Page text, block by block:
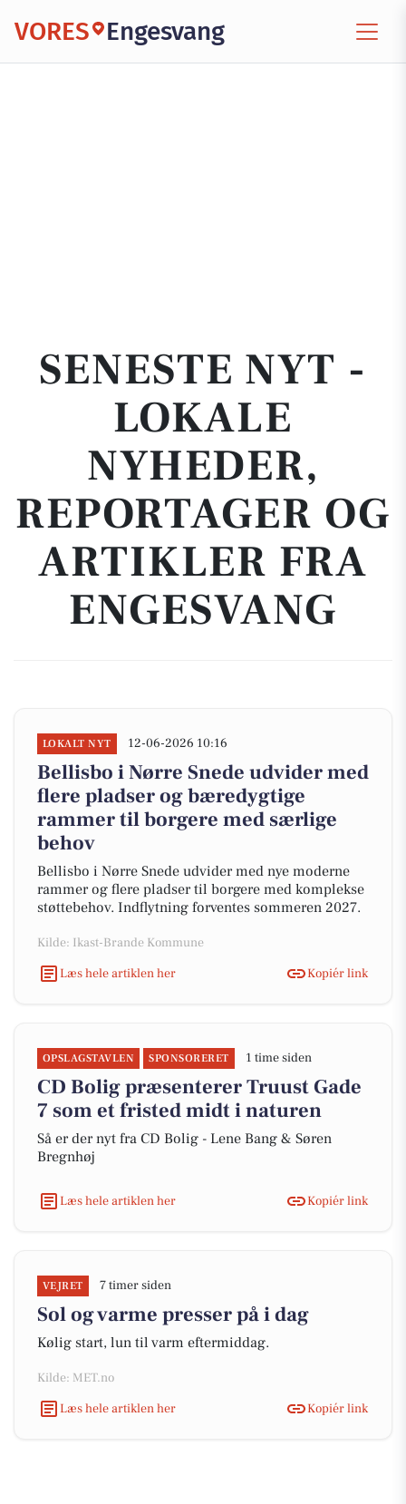
VORES Engesvang
SENESTE NYT -
LOKALE
NYHEDER,
REPORTAGER OG
ARTIKLER FRA
ENGESVANG
LOKALT NYT 12-06-2026 10:16
Bellisbo i Nørre Snede udvider med
flere pladser og bæredygtige
rammer til borgere med særlige
behov
Bellisbo i Nørre Snede udvider med nye moderne
rammer og flere pladser til borgere med komplekse
støttebehov. Indflytning forventes sommeren 2027.
Kilde: Ikast-Brande Kommune
Læs hele artiklen her
Kopiér link
OPSLAGSTAVLEN SPONSORERET 1 time siden
CD Bolig præsenterer Truust Gade
7 som et fristed midt i naturen
Så er der nyt fra CD Bolig - Lene Bang & Søren
Bregnhøj
Læs hele artiklen her Kopiér link
VEJRET 7 timer siden
Sol og varme presser på i dag
Kølig start, lun til varm eftermiddag.
Kilde: MET.no
Læs hele artiklen her
Kopiér link